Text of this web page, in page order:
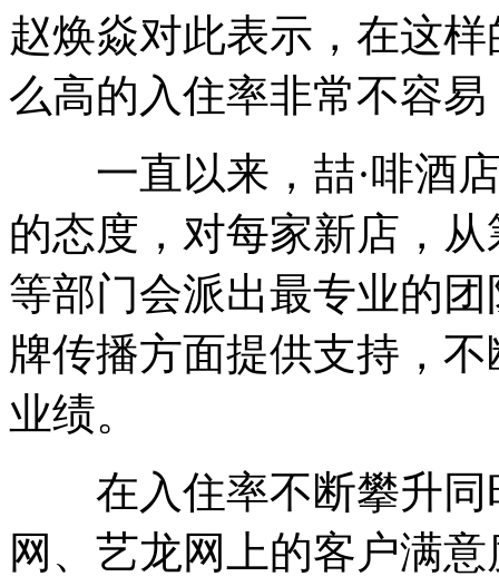
赵焕焱对此表示，在这
么高的入住率非常不容易
一直以来，喆·啡酒店
的态度，对每家新店，
等部门会派出最专业的
牌传播方面提供支持，
业绩。
在入住率不断攀升同
网、艺龙网上的客户满